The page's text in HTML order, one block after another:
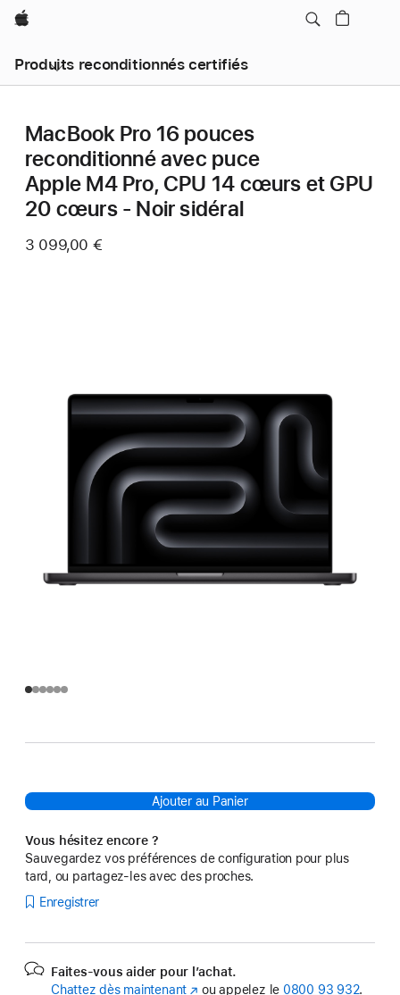
Apple
Produits reconditionnés certifiés
MacBook Pro 16 pouces
reconditionné avec puce
Apple M4 Pro, CPU 14 cœurs et GPU
20 cœurs - Noir sidéral
3 099,00 €
Ajouter au Panier
Vous hésitez encore ?
Sauvegardez vos préférences de configuration pour plus
tard, ou partagez-les avec des proches.
Enregistrer
Faites-vous aider pour l’achat.
Chattez dès maintenant (s’ouvre
ou appelez le 0800 93 932.